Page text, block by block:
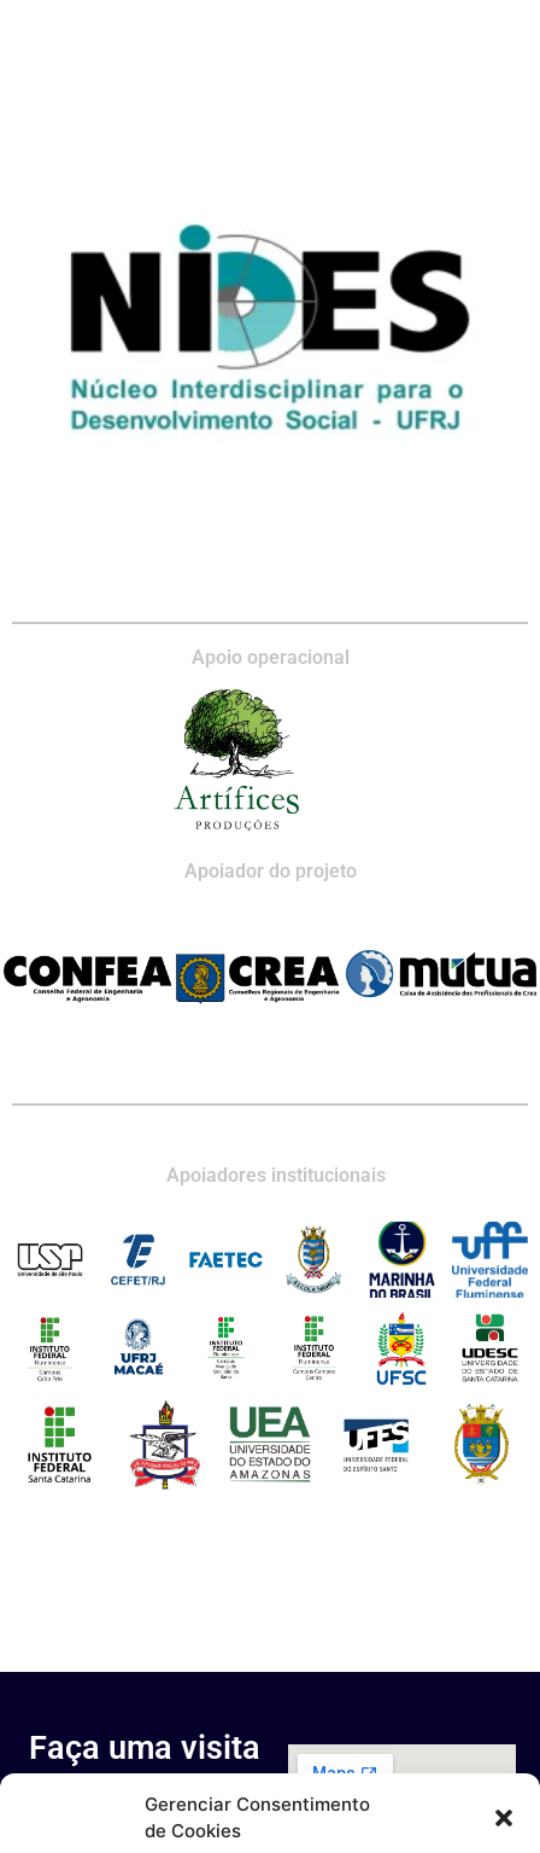
Gerenciar Consentimento
de Cookies
Apoio operacional
Apoiador do projeto
Apoiadores institucionais
Faça uma visita
ao nosso
espaço
Rua Octávio Cantanhede, 817-